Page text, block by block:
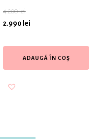
4.200lei
2.990 lei
ADAUGĂ ÎN COȘ